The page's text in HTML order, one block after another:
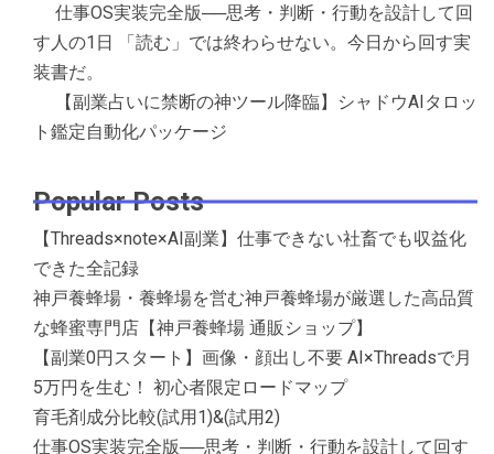
仕事OS実装完全版──思考・判断・行動を設計して回
す人の1日 「読む」では終わらせない。今日から回す実
装書だ。
【副業占いに禁断の神ツール降臨】シャドウAIタロッ
ト鑑定自動化パッケージ
Popular Posts
【Threads×note×AI副業】仕事できない社畜でも収益化
できた全記録
神戸養蜂場・養蜂場を営む神戸養蜂場が厳選した高品質
な蜂蜜専門店【神戸養蜂場 通販ショップ】
【副業0円スタート】画像・顔出し不要 AI×Threadsで月
5万円を生む！ 初心者限定ロードマップ
育毛剤成分比較(試用1)&(試用2)
仕事OS実装完全版──思考・判断・行動を設計して回す